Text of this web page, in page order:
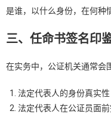
是谁，以什么身份，在何种
三、任命书签名印
在实务中，公证机关通常会
法定代表人的身份真实性
法定代表人在公证员面